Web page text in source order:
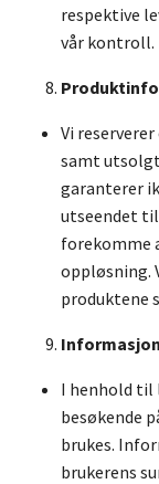
respektive
vår kontroll.
Vi
samt
garanterer
utseendet
forekomme
oppløsning.
produktene
I henhold til
besøkende
brukes.
brukerens